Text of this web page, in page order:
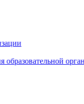
образовательной